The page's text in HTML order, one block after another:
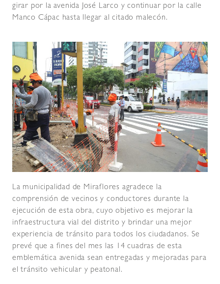
girar por la avenida José Larco y continuar por la calle
Manco Cápac hasta llegar al citado malecón.
La municipalidad de Miraflores agradece la
comprensión de vecinos y conductores durante la
ejecución de esta obra, cuyo objetivo es mejorar la
infraestructura vial del distrito y brindar una mejor
experiencia de tránsito para todos los ciudadanos. Se
prevé que a fines del mes las 14 cuadras de esta
emblemática avenida sean entregadas y mejoradas para
el tránsito vehicular y peatonal.